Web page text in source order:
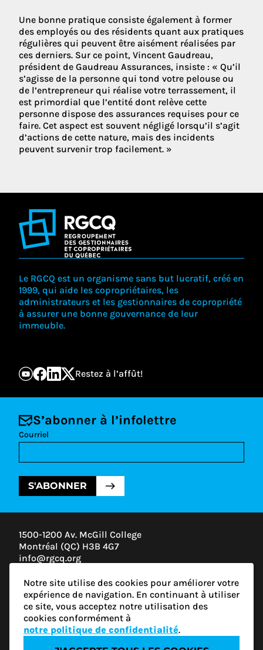
Une bonne pratique consiste également à former
des employés ou des résidents quant aux pratiques
régulières qui peuvent être aisément réalisées par
ces derniers. Sur ce point, Vincent Gaudreau,
président de Gaudreau Assurances, insiste : « Qu’il
s’agisse de la personne qui tond votre pelouse ou
de l’entrepreneur qui réalise votre terrassement, il
est primordial que l’entité dont relève cette
personne dispose des assurances requises pour ce
faire. Cet aspect est souvent négligé lorsqu’il s’agit
d’actions de cette nature, mais des incidents
peuvent survenir trop facilement. »
Notre site utilise des cookies pour améliorer votre
expérience de navigation. En continuant à utiliser
ce site, vous acceptez notre utilisation des
cookies conformément à
notre politique de confidentialité.
Le RGCQ est un organisme sans but lucratif, créé en
1999, qui aide les copropriétaires, les
administrateurs et les gestionnaires de copropriété
à assurer une bonne gouvernance de leur
immeuble.
Restez à l’affût!
S’abonner à l’infolettre
Courriel
S'ABONNER
1500-1200 Av. McGill College
Montréal (QC) H3B 4G7
info@rgcq.org
MONTRÉAL
QUÉBEC
OUTAOUAIS
ESTRIE